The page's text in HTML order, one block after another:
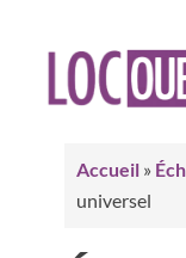
Accueil »
universel